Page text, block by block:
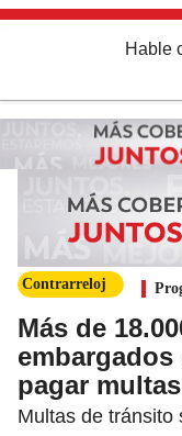
Hable
Contrarreloj
Más de
pagar
Multas de tránsito